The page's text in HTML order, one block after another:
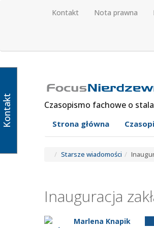
Kontakt Nota prawna
Czasopismo fachowe o
Strona główna
Starsze wiadomości
Inauguracja
Marlena Knapik
Kontakt